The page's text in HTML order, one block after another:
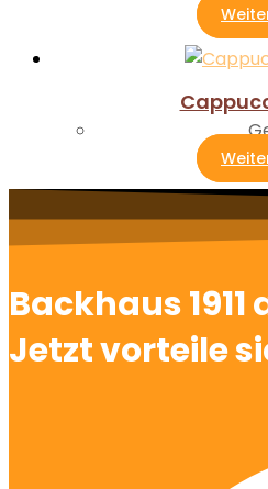
Backhaus 1911
Jetzt vorteile